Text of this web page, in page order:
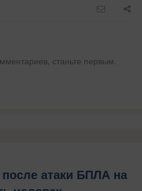
станьте первым.
атаки БПЛА на